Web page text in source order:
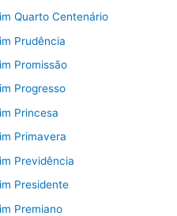
Quarto Centenário
Prudência
Promissão
Progresso
Princesa
Primavera
Previdência
Presidente
Premiano